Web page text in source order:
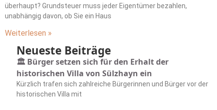
überhaupt? Grundsteuer muss jeder Eigentümer bezahlen,
unabhängig davon, ob Sie ein Haus
Weiterlesen »
Neueste Beiträge
🏛️ Bürger setzen sich für den Erhalt der
historischen Villa von Sülzhayn ein
Kürzlich trafen sich zahlreiche Bürgerinnen und Bürger vor der
historischen Villa mit